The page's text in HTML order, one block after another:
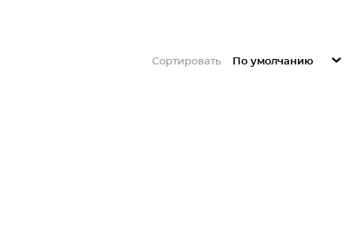
Сортировать По умолчанию